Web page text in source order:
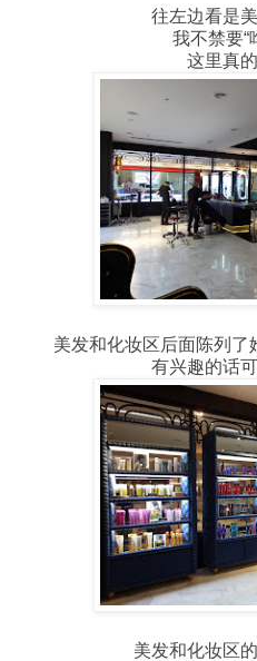
往左边看是
我不禁要“
这里真
美发和化妆区后面陈列了
有兴趣的话
美发和化妆区